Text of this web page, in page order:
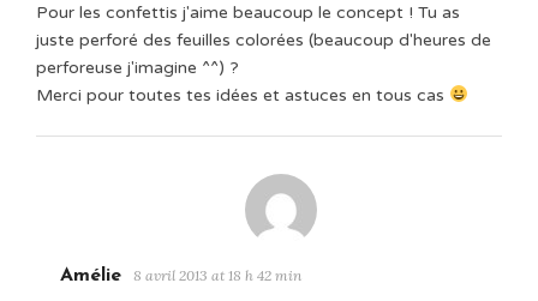
Pour les confettis j'aime beaucoup le concept ! Tu as
juste perforé des feuilles colorées (beaucoup d'heures de
perforeuse j'imagine ^^) ?
Merci pour toutes tes idées et astuces en tous cas
Amélie 8 avril 2013 at 18 h 42 min